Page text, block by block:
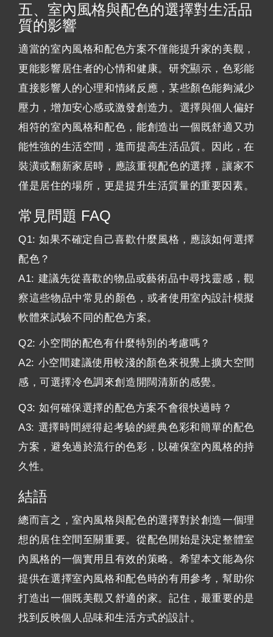
五、室內風格與配色的選擇對生活品
質的影響
適當的室內風格和配色方案不僅能提升家的美觀，
更能影響居住者的心情和健康。研究顯示，色彩能
直接影響人的心理和情緒反應，某些顏色能夠減少
壓力，增加安心感或激發創造力。選擇與個人偏好
相符的室內風格和配色，能創造出一個既舒適又功
能性強的生活空間，進而提高生活品質。因此，在
裝潢或翻新家居時，應該重視配色的選擇，讓家不
僅是居住的場所，更是提升生活質量的重要因素。
常見問題 FAQ
Q1: 如果不確定自己喜歡什麼風格，應該如何選擇
配色？
A1: 建議先從喜歡的物品或藝術品中尋找靈感，觀
察這些物品中常見的顏色，或者使用室內設計模擬
軟體來試驗不同的配色方案。
Q2: 小空間的配色有什麼特別的考慮嗎？
A2: 小空間建議使用較淺的顏色來視覺上擴大空間
感，可選擇冷色調來創造開闊清新的感覺。
Q3: 如何確保選擇的配色方案不會很快過時？
A3: 選擇時間經得起考驗的經典色彩和簡單的配色
方案，避免過於流行的色彩，以確保室內風格的持
久性。
結語
總而言之，室內風格與配色的選擇對於創造一個理
想的居住空間至關重要。從配色開始是決定整體室
內風格的一個實用且有效的策略。希望本文能為你
提供在選擇室內風格和配色時的有用參考，幫助你
打造出一個既美觀又舒適的家。記住，最重要的是
找到反映個人品味和生活方式的設計。